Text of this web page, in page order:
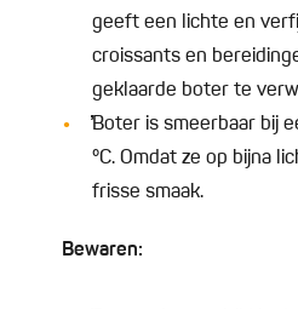
geeft een lichte en
croissants en
geklaarde boter te
̓̓Boter is smeerbaar bij
°C. Omdat ze op bijna
frisse smaak.
Bewaren: